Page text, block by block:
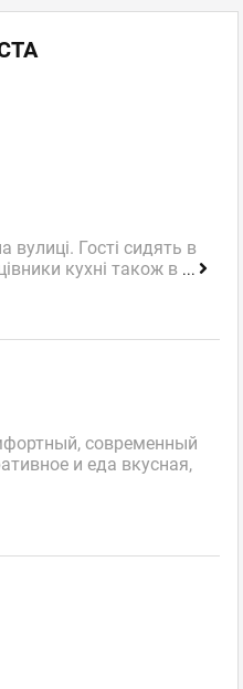
вулиці. Гості сидять в
кухні також в ...
современный
и еда вкусная,